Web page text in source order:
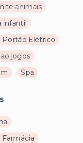
animais
infantil
Portão Elétrico
jogos
Spa
Farmácia